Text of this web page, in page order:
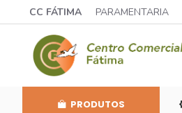
CC FÁTIMA PARAMENTARIA
PRODUTOS